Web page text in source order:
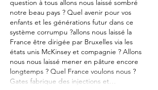
question à tous allons nous laissé sombré
notre beau pays ? Quel avenir pour vos
enfants et les générations futur dans ce
système corrumpu ?allons nous laissé la
France être dirigée par Bruxelles via les
états unis McKinsey et compagnie ? Allons
nous nous laissé mener en pâture encore
longtemps ? Quel France voulons nous ?
Gates fabrique des injections et…